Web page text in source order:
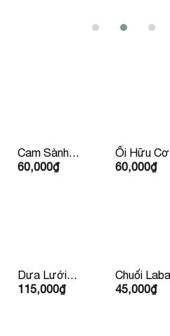
Cam Sành
Hữu Cơ Đức
60,000₫
Ổi Hữu Cơ
Ruột Trắng
60,000₫
Dưa Lưới
Vàng Huỳnh
115,000₫
Chuối Laba
Đà lạt
45,000₫